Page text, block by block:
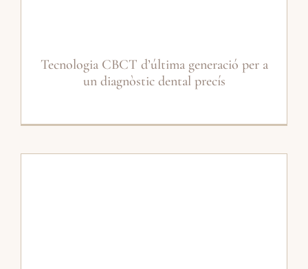
Tecnologia CBCT d’última generació per a
un diagnòstic dental precís